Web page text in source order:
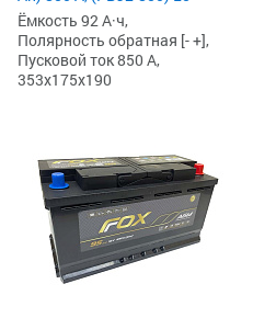
Ёмкость 92 А·ч,
Полярность обратная [- +],
Пусковой ток 850 А,
353x175x190